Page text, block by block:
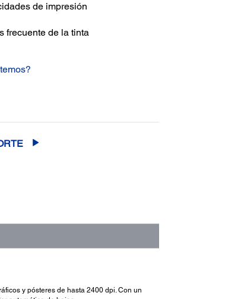
de impresión
frecuente de la tinta
y pósteres de hasta 2400 dpi. Con un